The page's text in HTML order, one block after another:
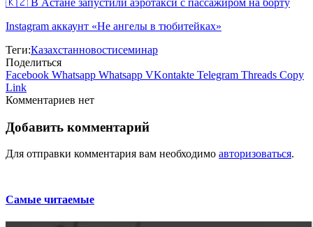
Instagram аккаунт «Не ангелы в тюбитейках»
Теги:Казахстанновостисеминар
Поделиться
Facebook Whatsapp Whatsapp VKontakte Telegram Threads Copy
Link
Комментариев нет
Добавить комментарий
Для отправки комментария вам необходимо авторизоваться.
Самые читаемые